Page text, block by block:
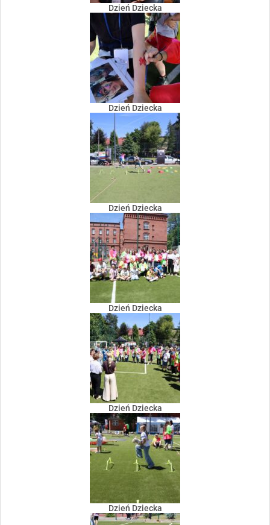
Dzień Dziecka
Dzień Dziecka
Dzień Dziecka
Dzień Dziecka
Dzień Dziecka
Dzień Dziecka